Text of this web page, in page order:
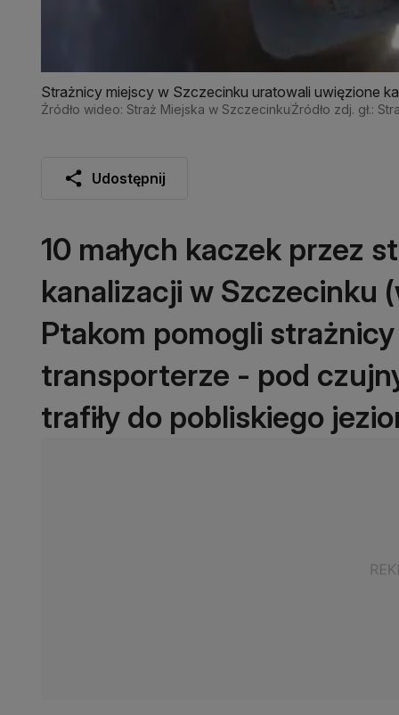
Strażnicy miejscy w Szczecinku uratowali uwięzione
Źródło wideo: Straż Miejska w SzczecinkuŹródło zdj. gł.:
Udostępnij
10 małych kaczek przez
kanalizacji w Szczecinku
Ptakom pomogli
transporterze - pod
trafiły do pobliskiego